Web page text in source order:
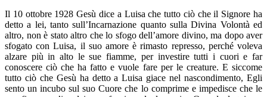
Il 10 ottobre 1928 Gesù dice a Luisa chetutto ciò che il Signore ha
detto a lei, tanto sull’Incarnazione quanto sulla Divina Volontà ed
altro, non è stato altro che lo sfogo dell’amore divino, ma dopo aver
sfogato con Luisa, il suo amore è rimasto represso, perché voleva
alzare più in alto le sue fiamme, per investire tutti i cuori e far
conoscere ciò che ha fatto e vuole fare per le creature. E siccome
tutto ciò che Gesù ha detto a Luisa giace nel nascondimento, Egli
sento un incubo sul suo Cuore che lo comprime e impedisce che le